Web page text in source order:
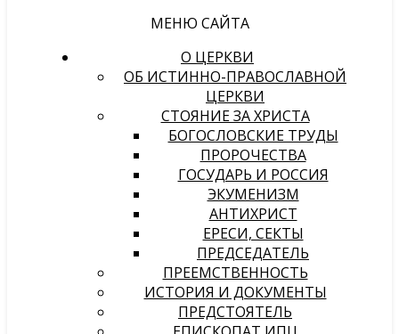
МЕНЮ САЙТА
О ЦЕРКВИ
ОБ ИСТИННО-ПРАВОСЛАВНОЙ
ЦЕРКВИ
СТОЯНИЕ ЗА ХРИСТА
БОГОСЛОВСКИЕ ТРУДЫ
ПРОРОЧЕСТВА
ГОСУДАРЬ И РОССИЯ
ЭКУМЕНИЗМ
АНТИХРИСТ
ЕРЕСИ, СЕКТЫ
ПРЕДСЕДАТЕЛЬ
ПРЕЕМСТВЕННОСТЬ
ИСТОРИЯ И ДОКУМЕНТЫ
ПРЕДСТОЯТЕЛЬ